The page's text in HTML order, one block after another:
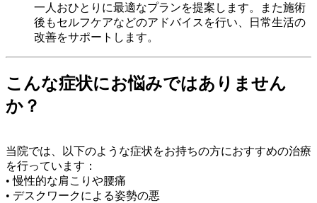
一人おひとりに最適なプランを提案します。また施術
後もセルフケアなどのアドバイスを行い、日常生活の
改善をサポートします。
こんな症状にお悩みではありません
か？
当院では、以下のような症状をお持ちの方におすすめの治療
を行っています：
• 慢性的な肩こりや腰痛
• デスクワークによる姿勢の悪